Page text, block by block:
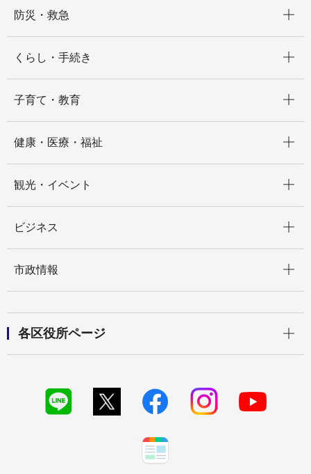
防災・救急
くらし・手続き
子育て・教育
健康・医療・福祉
観光・イベント
ビジネス
市政情報
各区役所ページ